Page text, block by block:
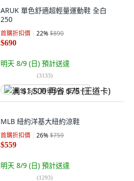
ARUK 單色舒適超輕量運動鞋 全白
250
首購折扣價 22%$890
$690
明天 8/9 (日) 預計送達
(3133)
满 $1,500 再省 $75 (王道卡)
MLB 紐約洋基大紐約涼鞋
首購折扣價 26%$759
$559
明天 8/9 (日) 預計送達
(1293)